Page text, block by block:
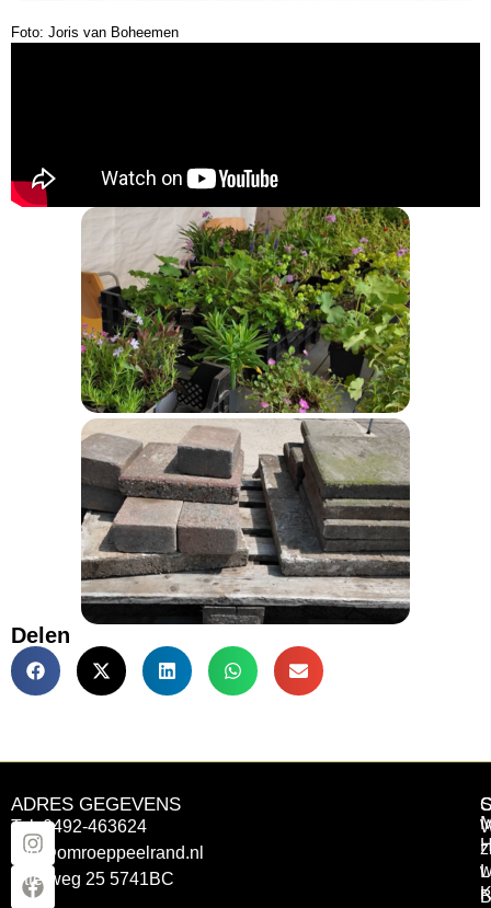
Foto: Joris van Boheemen
Delen
ADRES GEGEVENS
Tel: 0492-463624
info@omroeppeelrand.nl
Otterweg 25 5741BC